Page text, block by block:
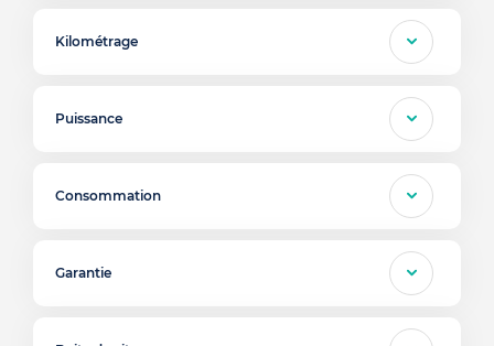
Kilométrage
Puissance
Consommation
Garantie